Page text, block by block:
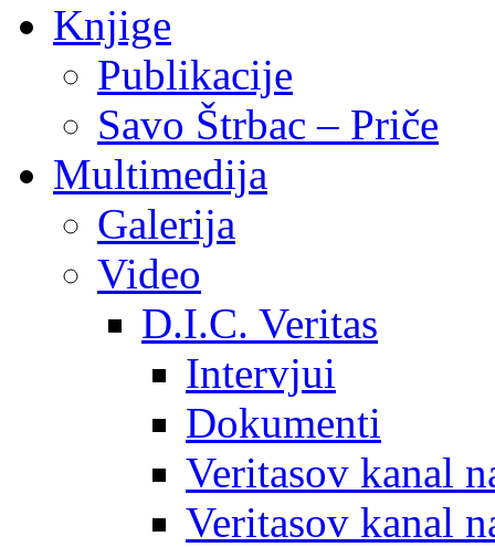
Knjige
Publikacije
Savo Štrbac – Priče
Multimedija
Galerija
Video
D.I.C. Veritas
Intervjui
Dokumenti
Veritasov kanal
Veritasov kanal